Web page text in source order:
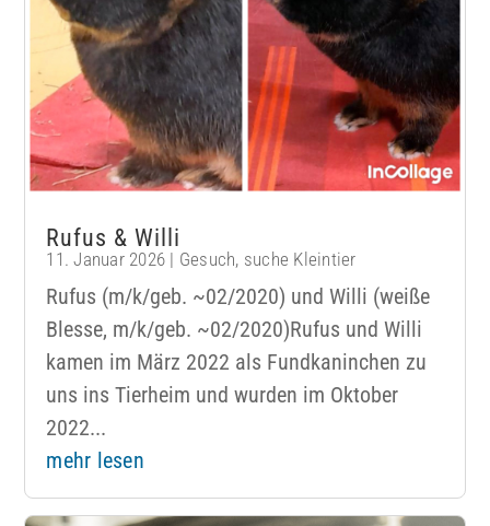
Rufus & Willi
11. Januar 2026 | Gesuch, suche Kleintier
Rufus (m/k/geb. ~02/2020) und Willi (weiße
Blesse, m/k/geb. ~02/2020)Rufus und Willi
kamen im März 2022 als Fundkaninchen zu
uns ins Tierheim und wurden im Oktober
2022...
mehr lesen